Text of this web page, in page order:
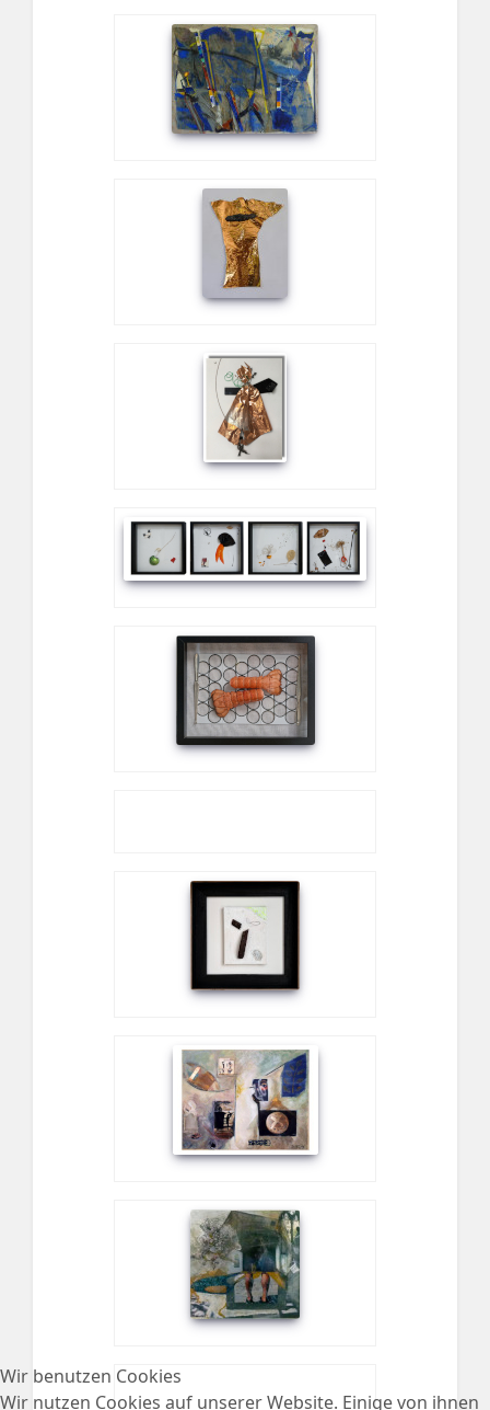
Wir benutzen Cookies
Wir nutzen Cookies auf unserer Website. Einige von ihnen